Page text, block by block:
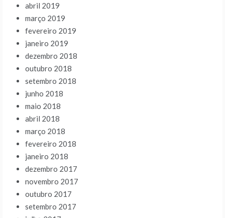
abril 2019
março 2019
fevereiro 2019
janeiro 2019
dezembro 2018
outubro 2018
setembro 2018
junho 2018
maio 2018
abril 2018
março 2018
fevereiro 2018
janeiro 2018
dezembro 2017
novembro 2017
outubro 2017
setembro 2017